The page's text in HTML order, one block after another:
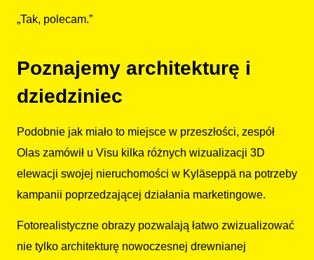
„Tak, polecam.”
Poznajemy architekturę i
dziedziniec
Podobnie jak miało to miejsce w przeszłości, zespół
Olas zamówił u Visu kilka różnych wizualizacji 3D
elewacji swojej nieruchomości w Kyläseppä na potrzeby
kampanii poprzedzającej działania marketingowe.
Fotorealistyczne obrazy pozwalają łatwo zwizualizować
nie tylko architekturę nowoczesnej drewnianej